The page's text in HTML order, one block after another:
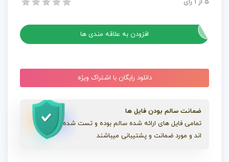
عدد
پروژه افترافکت نمایش طوفان آتش – شماره 3
5 از 1 رای
افزودن به علاقه مندی ها
دانلود رایگان با اشتراک ویژه
ضمانت سالم بودن فایل ها
تمامی فایل های ارائه شده سالم بوده و تست شده
اند و مورد ضمانت و پشتیبانی میباشند